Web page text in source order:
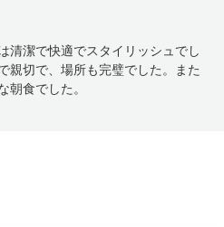
清潔で快適でスタイリッシュでし
親切で、場所も完璧でした。また
食でした。